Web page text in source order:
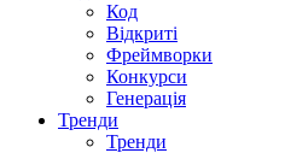
Код
Відкриті
Фреймворки
Конкурси
Генерація
Тренди
Тренди